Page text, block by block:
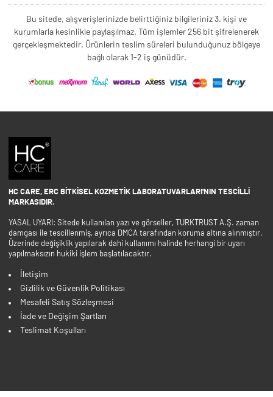
Bu sitede, alışverişlerinizde belirttiğiniz bilgileriniz 3. kişi ve
kurumlarla kesinlikle paylaşılmaz. Tüm işlemler 256 bit şifrelenerek
gerçekleşmektedir. Ürünlerin teslim süreleri bulunduğunuz bölgeye
bağlı olarak 1-2 iş günüdür.
HC CARE, ERC BITKISEL KOZMETIK LABORATUVARLARI'NIN TESCILLI
MARKASIDIR.
YASAL UYARI: Sitede kullanılan yazı ve görseller, TURKTRUST A.Ş. zaman
damgası ile tescillenmiş, ayrıca DMCA tarafından koruma altına alınmıştır.
Üzerinde değişiklik yapılarak dahi kullanımı halinde herhangi bir uyarı
yapılmaksızın hukiki işlem başlatılacaktır.
İletişim
Gizlilik ve Güvenlik Politikası
Mesafeli Satış Sözleşmesi
İade ve Değişim Şartları
Teslimat Koşulları